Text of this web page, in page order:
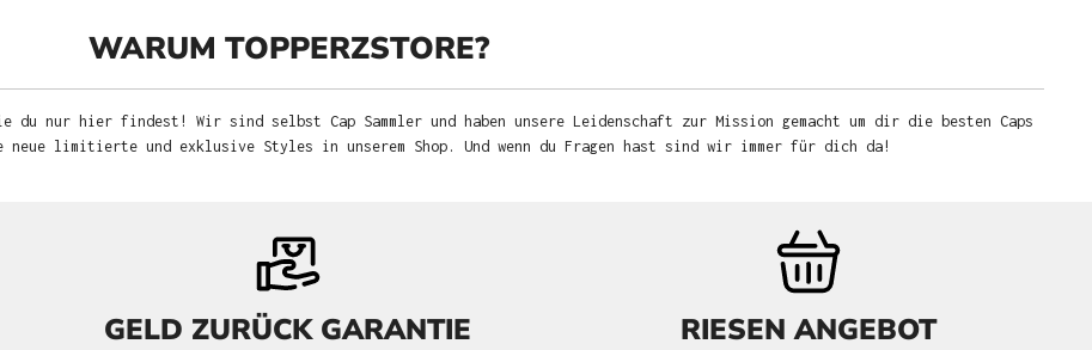
WARUM TOPPERZSTORE?
nur hier findest! Wir sind selbst Cap Sammler und haben unsere Leidenschaft zur Mission gemacht um dir die besten Caps
neue limitierte und exklusive Styles in unserem Shop. Und wenn du Fragen hast sind wir immer für dich da!
GELD ZURÜCK GARANTIE RIESEN ANGEBOT